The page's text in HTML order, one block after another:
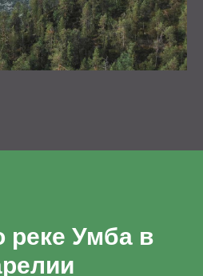
реке Умба в